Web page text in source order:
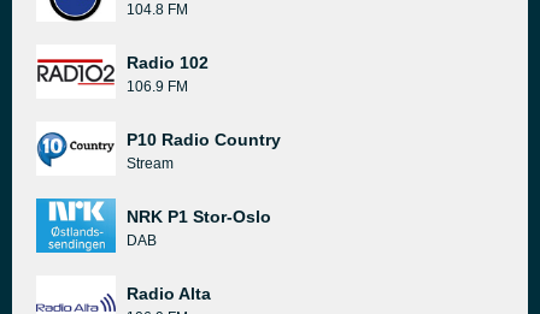
104.8 FM
Radio 102
106.9 FM
P10 Radio Country
Stream
NRK P1 Stor-Oslo
DAB
Radio Alta